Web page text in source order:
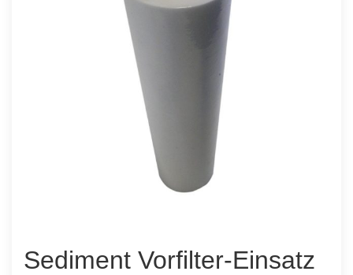
Sediment Vorfilter-Einsatz